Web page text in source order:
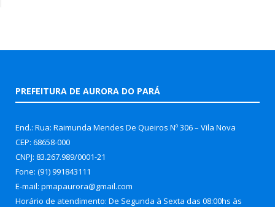
PREFEITURA DE AURORA DO PARÁ
End.: Rua: Raimunda Mendes De Queiros Nº 306 – Vila Nova
CEP: 68658-000
CNPJ: 83.267.989/0001-21
Fone: (91) 991843111
E-mail: pmapaurora@gmail.com
Horário de atendimento: De Segunda à Sexta das 08:00hs às